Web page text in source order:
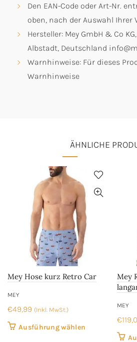
Den EAN-Code oder Art-Nr.
oben, nach der Auswahl Ihrer
Hersteller: Mey GmbH & Co
Albstadt, Deutschland
Warnhinweise: Für dieses
Warnhinweise
ÄHNLICHE
Mey Hose kurz Retro Car
MEY
€49,99 (Inkl. MwSt.)
Ausführung wählen
Mey
MEY
€